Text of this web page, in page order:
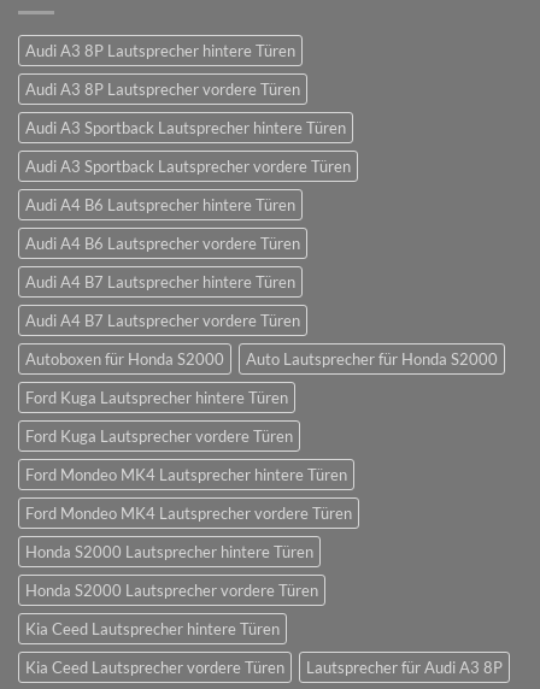
Audi A3 8P Lautsprecher hintere Türen
Audi A3 8P Lautsprecher vordere Türen
Audi A3 Sportback Lautsprecher hintere Türen
Audi A3 Sportback Lautsprecher vordere Türen
Audi A4 B6 Lautsprecher hintere Türen
Audi A4 B6 Lautsprecher vordere Türen
Audi A4 B7 Lautsprecher hintere Türen
Audi A4 B7 Lautsprecher vordere Türen
Autoboxen für Honda S2000
Auto Lautsprecher für Honda S2000
Ford Kuga Lautsprecher hintere Türen
Ford Kuga Lautsprecher vordere Türen
Ford Mondeo MK4 Lautsprecher hintere Türen
Ford Mondeo MK4 Lautsprecher vordere Türen
Honda S2000 Lautsprecher hintere Türen
Honda S2000 Lautsprecher vordere Türen
Kia Ceed Lautsprecher hintere Türen
Kia Ceed Lautsprecher vordere Türen
Lautsprecher für Audi A3 8P